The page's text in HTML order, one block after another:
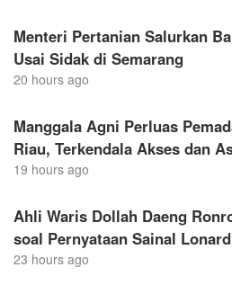
Menteri Pertanian Salurkan
Usai Sidak di Semarang
20 hours ago
Manggala Agni Perluas
Riau, Terkendala Akses dan
19 hours ago
Ahli Waris Dollah Daeng
soal Pernyataan Sainal
23 hours ago